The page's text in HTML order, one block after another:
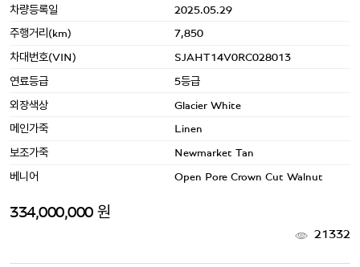
차량등록일 2025.05.29
주행거리(km) 7,850
차대번호(VIN) SJAHT14V0RC028013
연료등급 5등급
외장색상 Glacier White
메인가죽 Linen
보조가죽 Newmarket Tan
베니어 Open Pore Crown Cut Walnut
334,000,000 원
21332